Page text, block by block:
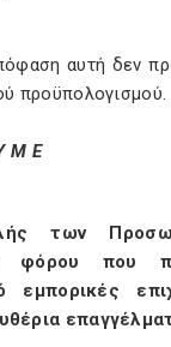
αυτή δεν
προϋπολογισμού.
Μ Ε
των
που
εμπορικές